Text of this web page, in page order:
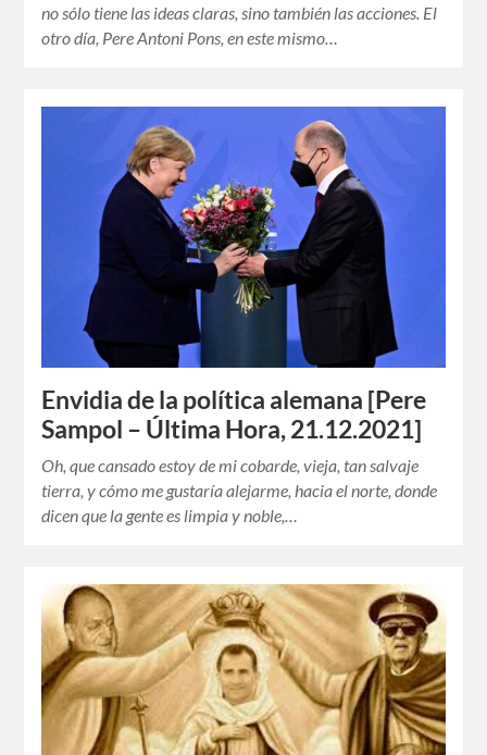
no sólo tiene las ideas claras, sino también las acciones. El
otro día, Pere Antoni Pons, en este mismo…
Envidia de la política alemana [Pere
Sampol – Última Hora, 21.12.2021]
Oh, que cansado estoy de mi cobarde, vieja, tan salvaje
tierra, y cómo me gustaría alejarme, hacia el norte, donde
dicen que la gente es limpia y noble,…